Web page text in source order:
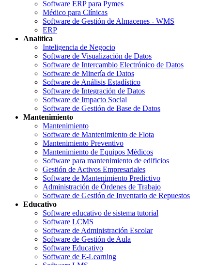
Software ERP para Pymes
Médico para Clínicas
Software de Gestión de Almacenes - WMS
ERP
Analítica
Inteligencia de Negocio
Software de Visualización de Datos
Software de Intercambio Electrónico de Datos
Software de Minería de Datos
Software de Análisis Estadístico
Software de Integración de Datos
Software de Impacto Social
Software de Gestión de Base de Datos
Mantenimiento
Mantenimiento
Software de Mantenimiento de Flota
Mantenimiento Preventivo
Mantenimiento de Equipos Médicos
Software para mantenimiento de edificios
Gestión de Activos Empresariales
Software de Mantenimiento Predictivo
Administración de Órdenes de Trabajo
Software de Gestión de Inventario de Repuestos
Educativo
Software educativo de sistema tutorial
Software LCMS
Software de Administración Escolar
Software de Gestión de Aula
Software Educativo
Software de E-Learning